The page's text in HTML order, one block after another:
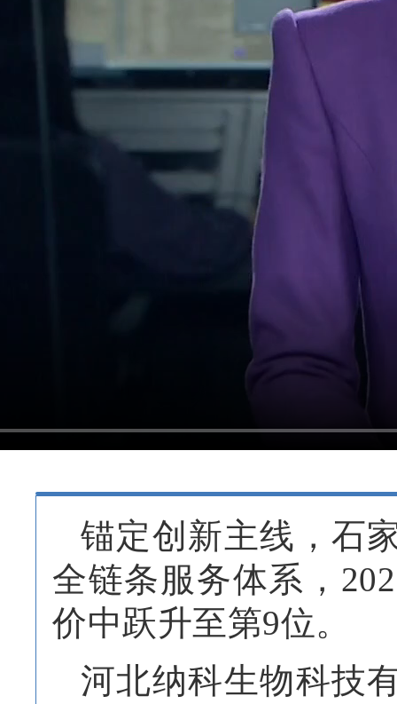
锚定创新主线，石
全链条服务体系，
价中跃升至第9位。
河北纳科生物科技